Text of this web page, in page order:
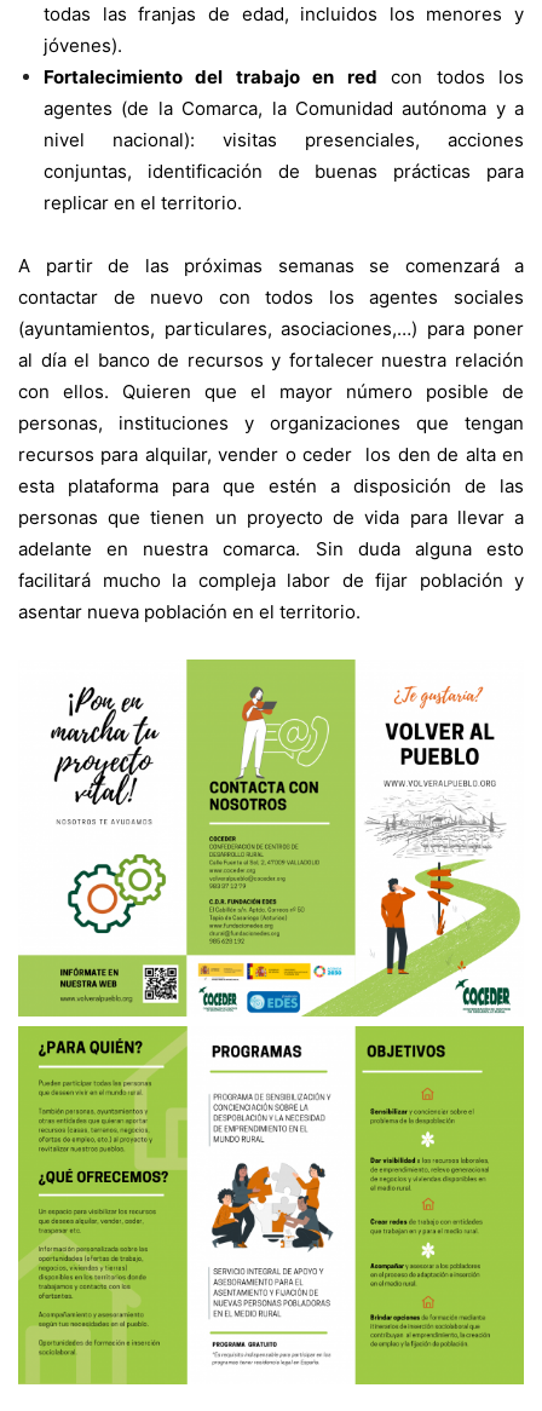
todas las franjas de edad, incluidos los menores y
jóvenes).
Fortalecimiento del trabajo en red con todos los
agentes (de la Comarca, la Comunidad autónoma y a
nivel nacional): visitas presenciales, acciones
conjuntas, identificación de buenas prácticas para
replicar en el territorio.
A partir de las próximas semanas se comenzará a
contactar de nuevo con todos los agentes sociales
(ayuntamientos, particulares, asociaciones,…) para poner
al día el banco de recursos y fortalecer nuestra relación
con ellos. Quieren que el mayor número posible de
personas, instituciones y organizaciones que tengan
recursos para alquilar, vender o ceder los den de alta en
esta plataforma para que estén a disposición de las
personas que tienen un proyecto de vida para llevar a
adelante en nuestra comarca. Sin duda alguna esto
facilitará mucho la compleja labor de fijar población y
asentar nueva población en el territorio.